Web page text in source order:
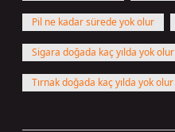
Pil ne kadar sürede yok olur
Sigara doğada kaç yılda yok olur
Tırnak doğada kaç yılda yok olur